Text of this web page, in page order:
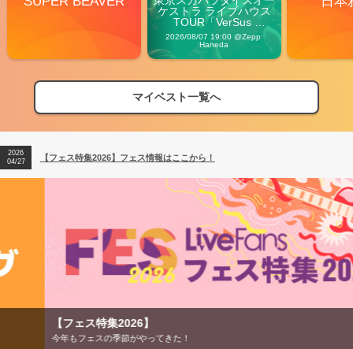
ケストラ ライブハウス
TOUR「VerSus
Carnival」
2026/08/07 19:00 @Zepp
Haneda
マイベスト一覧へ
【フェス特集2026】フェス情報はここから！
【ライブ動員ランキング】2026年上半期編発表！
2026
04/27
【フェス特集2026】フェス情報はここから！
2026
【ライブ動員ランキング】2026年上半期編発表！
【フェス特集2026】
今年もフェスの季節がやってきた！